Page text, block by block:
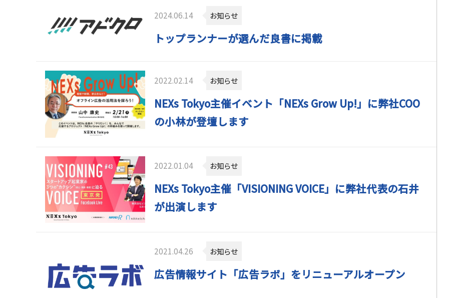
2024.06.14 お知らせ
トップランナーが選んだ良書に掲載
2022.02.14 お知らせ
NEXs Tokyo主催イベント「NEXs Grow Up!」に弊社COO
の小林が登壇します
2022.01.04 お知らせ
NEXs Tokyo主催「VISIONING VOICE」に弊社代表の石井
が出演します
2021.04.26 お知らせ
広告情報サイト「広告ラボ」をリニューアルオープン